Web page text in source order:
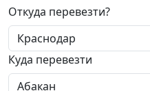
Откуда перевезти?
Куда перевезти